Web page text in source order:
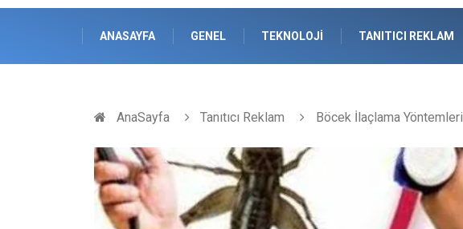
ANASAYFA GENEL TEKNOLOJI TANITICI REKLAM
AnaSayfa Tanıtıcı Reklam Böcek İlaçlama Yöntemleri